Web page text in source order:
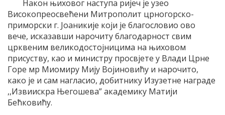
Након њиховог наступа ријеч је узео
Високопреосвећени Митрополит црногорско-
приморски г. Јоаникије који је благословио ово
вече, исказавши нарочиту благодарност свим
црквеним великодостојницима на њиховом
присуству, као и министру просвјете у Влади Црне
Горе мр Миомиру Мију Војиновићу и нарочито,
како је и сам нагласио, добитнику Изузетне награде
,,Извиискра Његошева” академику Матији
Бећковићу.